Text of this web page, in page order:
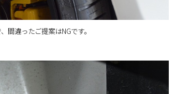
間違ったご提案はNGです。